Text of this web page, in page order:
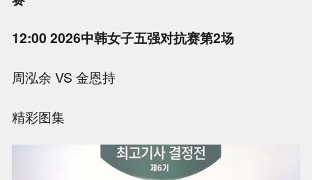
12:00 2026中韩女子五强对抗赛第2场
周泓余 VS 金恩持
精彩图集